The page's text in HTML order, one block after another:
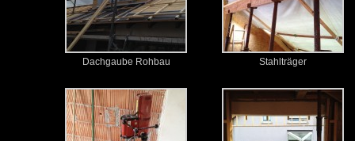
Dachgaube Rohbau Stahlträger